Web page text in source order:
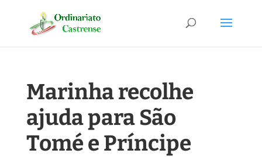
Marinha recolhe
ajuda para São
Tomé e Príncipe